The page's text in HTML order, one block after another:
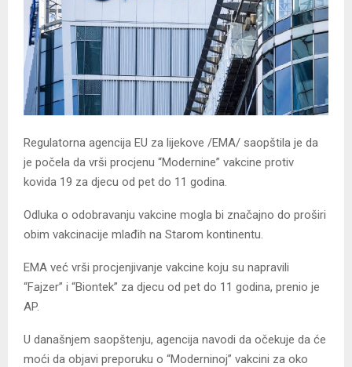
Regulatorna agencija EU za lijekove /EMA/ saopštila je da
je počela da vrši procjenu “Modernine” vakcine protiv
kovida 19 za djecu od pet do 11 godina.
Odluka o odobravanju vakcine mogla bi značajno do proširi
obim vakcinacije mlađih na Starom kontinentu.
EMA već vrši procjenjivanje vakcine koju su napravili
“Fajzer” i “Biontek” za djecu od pet do 11 godina, prenio je
AP.
U današnjem saopštenju, agencija navodi da očekuje da će
moći da objavi preporuku o “Moderninoj” vakcini za oko